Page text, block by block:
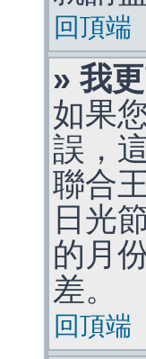
回頂端
» 我
如果
誤，
聯合
日光
的月
差。
回頂端